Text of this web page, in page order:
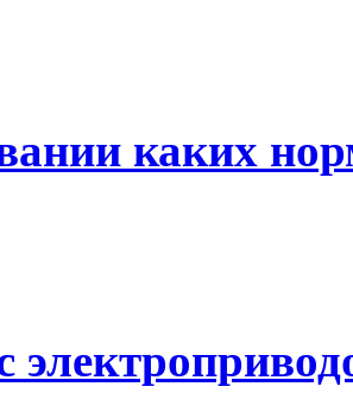
каких